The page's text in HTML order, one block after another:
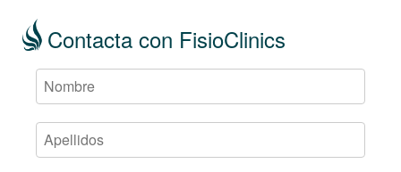
Contacta con FisioClinics